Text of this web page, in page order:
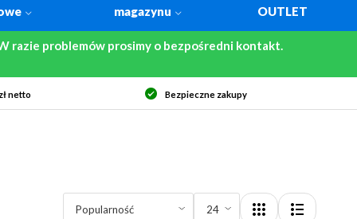
magazynu OUTLET
razie problemów prosimy o bezpośredni kontakt.
netto Bezpieczne zakupy